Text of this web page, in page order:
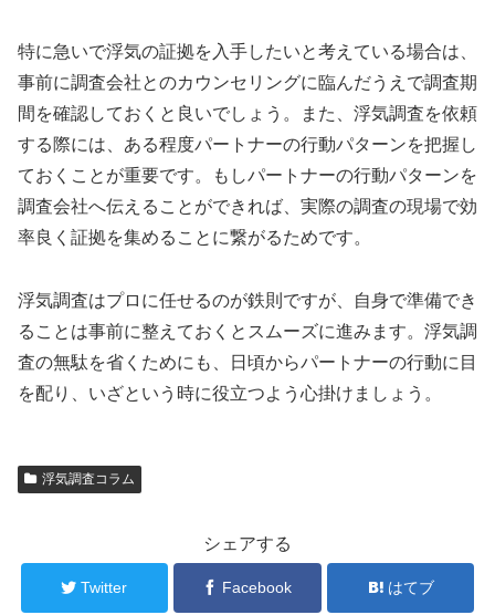
特に急いで浮気の証拠を入手したいと考えている場合は、
事前に調査会社とのカウンセリングに臨んだうえで調査期
間を確認しておくと良いでしょう。また、浮気調査を依頼
する際には、ある程度パートナーの行動パターンを把握し
ておくことが重要です。もしパートナーの行動パターンを
調査会社へ伝えることができれば、実際の調査の現場で効
率良く証拠を集めることに繋がるためです。
浮気調査はプロに任せるのが鉄則ですが、自身で準備でき
ることは事前に整えておくとスムーズに進みます。浮気調
査の無駄を省くためにも、日頃からパートナーの行動に目
を配り、いざという時に役立つよう心掛けましょう。
浮気調査コラム
シェアする
Twitter Facebook はてブ